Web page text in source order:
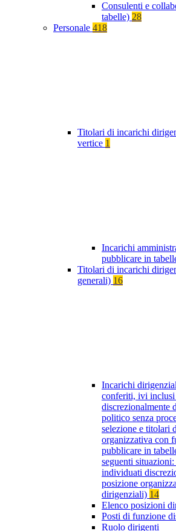
Consulenti e
tabelle) 28
Personale 418
Titolari di incarichi
vertice 1
Incarichi
pubblicare in
Titolari di incarichi
generali) 16
Incarichi
conferiti, ivi
discrezionalmente
politico senza
selezione e titolari
organizzativa con
pubblicare in
seguenti
individuati
posizione
dirigenziali) 14
Elenco posizioni
Posti di funzione
Ruolo dirigenti